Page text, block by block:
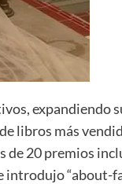
expandiendo
libros más
de 20 premios